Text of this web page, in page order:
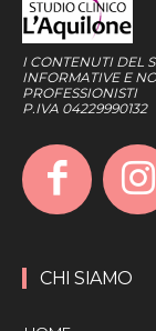
I CONTENUTI DEL
INFORMATIVE E
PROFESSIONISTI
P.IVA 04229990132
CHI SIAMO